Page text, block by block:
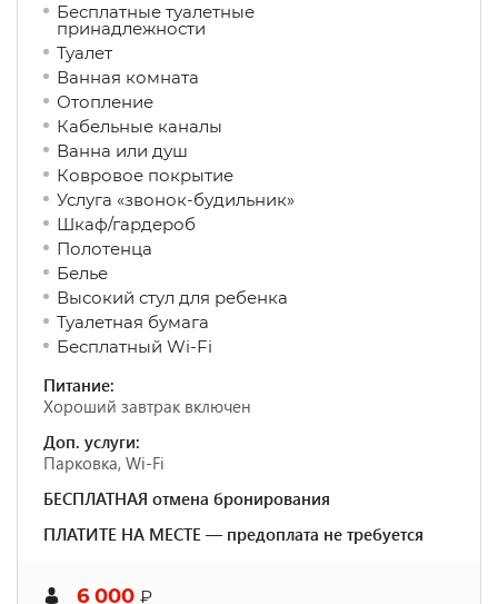
Бесплатные туалетные
принадлежности
Туалет
Ванная комната
Отопление
Кабельные каналы
Ванна или душ
Ковровое покрытие
Услуга «звонок-будильник»
Шкаф/гардероб
Полотенца
Белье
Высокий стул для ребенка
Туалетная бумага
Бесплатный Wi-Fi
Питание:
Хороший завтрак включен
Доп. услуги:
Парковка, Wi-Fi
БЕСПЛАТНАЯ отмена бронирования
ПЛАТИТЕ НА МЕСТЕ — предоплата не требуется
6 000 ₽